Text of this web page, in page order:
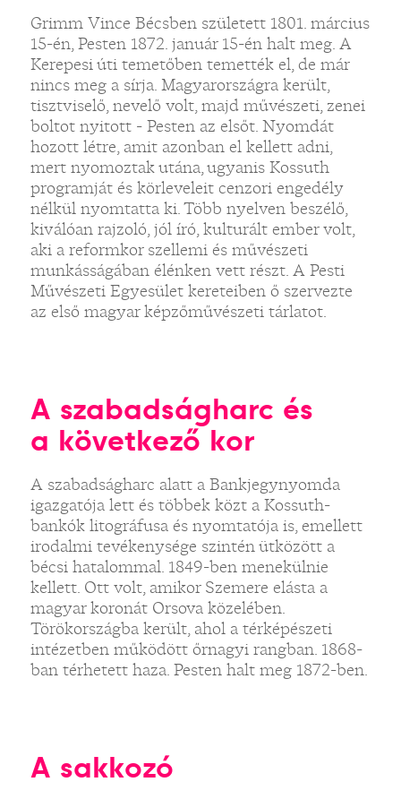
Grimm Vince Bécsben született 1801. március
15-én, Pesten 1872. január 15-én halt meg. A
Kerepesi úti temetőben temették el, de már
nincs meg a sírja. Magyarországra került,
tisztviselő, nevelő volt, majd művészeti, zenei
boltot nyitott - Pesten az elsőt. Nyomdát
hozott létre, amit azonban el kellett adni,
mert nyomoztak utána, ugyanis Kossuth
programját és körleveleit cenzori engedély
nélkül nyomtatta ki. Több nyelven beszélő,
kiválóan rajzoló, jól író, kulturált ember volt,
aki a reformkor szellemi és művészeti
munkásságában élénken vett részt. A Pesti
Művészeti Egyesület kereteiben ő szervezte
az első magyar képzőművészeti tárlatot.
A szabadságharc és
a következő kor
A szabadságharc alatt a Bankjegynyomda
igazgatója lett és többek közt a Kossuth-
bankók litográfusa és nyomtatója is, emellett
irodalmi tevékenysége szintén ütközött a
bécsi hatalommal. 1849-ben menekülnie
kellett. Ott volt, amikor Szemere elásta a
magyar koronát Orsova közelében.
Törökországba került, ahol a térképészeti
intézetben működött őrnagyi rangban. 1868-
ban térhetett haza. Pesten halt meg 1872-ben.
A sakkozó